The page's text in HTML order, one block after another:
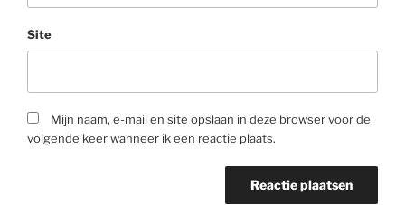
Site
Mijn naam, e-mail en site opslaan in deze browser voor de
volgende keer wanneer ik een reactie plaats.